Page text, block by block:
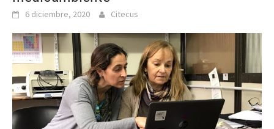
6 diciembre, 2020 Citecus